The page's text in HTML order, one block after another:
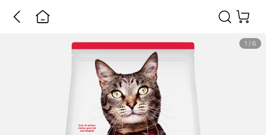
1 / 6